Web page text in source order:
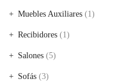
Muebles Auxiliares (1)
Recibidores (1)
Salones (5)
Sofás (3)